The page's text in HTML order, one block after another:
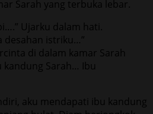
Sarah yang terbuka lebar.
Ujarku dalam hati.
desahan istriku…”
di dalam kamar Sarah
kandung Sarah… Ibu
aku mendapati ibu kandung